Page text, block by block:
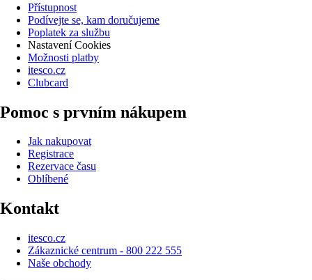
Přístupnost
Podívejte se, kam doručujeme
Poplatek za službu
Nastavení Cookies
Možnosti platby
itesco.cz
Clubcard
Pomoc s prvním nákupem
Jak nakupovat
Registrace
Rezervace času
Oblíbené
Kontakt
itesco.cz
Zákaznické centrum - 800 222 555
Naše obchody